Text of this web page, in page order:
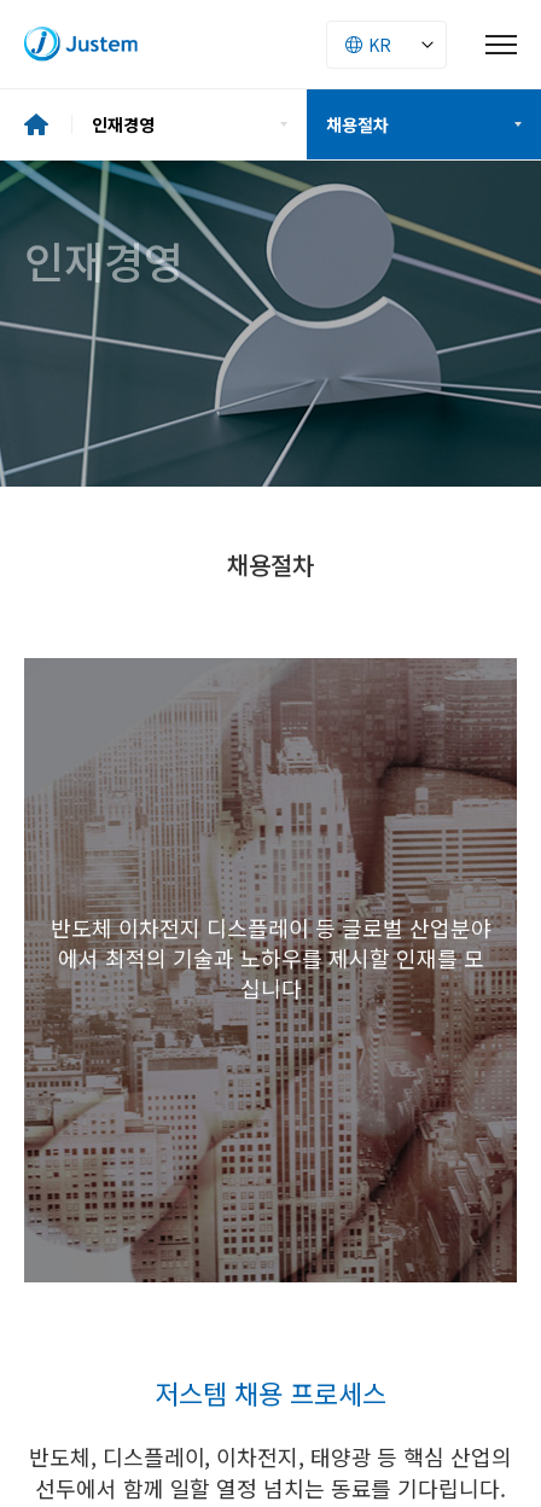
인재경영
기업소개
투자정보
ESG
사업소개
인재경영
채용절차
인재상
복리후생
인재경영
채용절차
반도체 이차전지 디스플레이 등 글로벌 산업분야
에서 최적의 기술과 노하우를 제시할 인재를 모
십니다
저스템 채용 프로세스
반도체, 디스플레이, 이차전지, 태양광 등 핵심 산업의
선두에서 함께 일할 열정 넘치는 동료를 기다립니다.